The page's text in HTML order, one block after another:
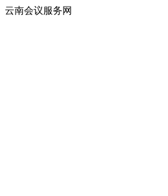
云南会议服务网